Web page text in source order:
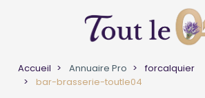
Accueil Annuaire Pro
forcalquier
bar-brasserie-toutle04